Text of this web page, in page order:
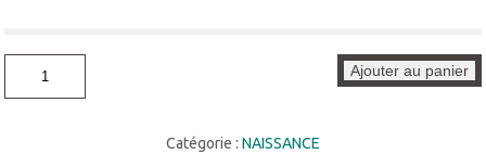
Toutou
Ajouter au panier
Catégorie : NAISSANCE